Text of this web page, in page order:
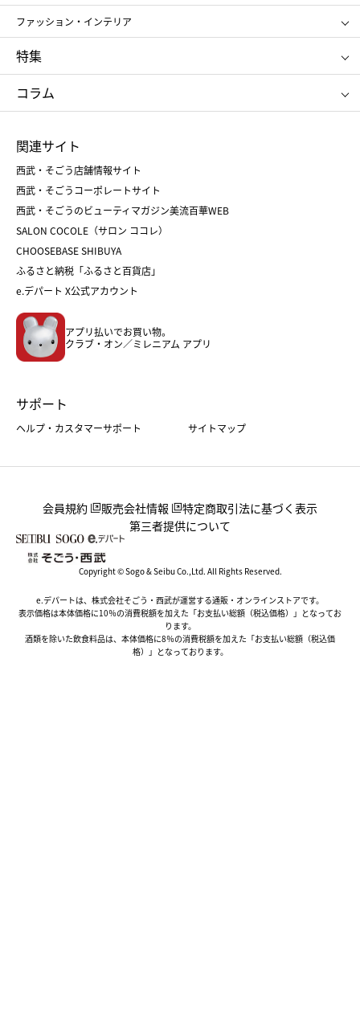
お中元
お歳暮
ポール&ジョー ボーテ
ジルスチュアート
NARS
RMK
クリニーク
SK-Ⅱ
アンリ・シャルパンティエ
ゴディバ
新宿高野
たねや
ねんりん家
ファッション・インテリア
ポロ ラルフ ローレン
タケオ キクチ
ママ＆キッズ
シュタイフ
特集
お中元
ひな人形
五月人形
父の日
クリスマスケーキ
ホワイトデー
コラム
菓子折り
和菓子
人気のギフト
バレンタイン
ホワイトデー
おせち
フード
ホーム・キッチン＆アート
関連サイト
西武・そごう店舗情報サイト
西武・そごうコーポレートサイト
西武・そごうのビューティマガジン美流百華WEB
SALON COCOLE（サロン ココレ）
CHOOSEBASE SHIBUYA
ふるさと納税「ふるさと百貨店」
e.デパート X公式アカウント
アプリ払いでお買い物。
クラブ・オン／ミレニアム アプリ
サポート
ヘルプ・カスタマーサポート サイトマップ
会員規約 販売会社情報
特定商取引法に基づく表示
第三者提供について
Copyright © Sogo & Seibu Co.,Ltd. All Rights Reserved.
e.デパートは、株式会社そごう・西武が運営する通販・オンラインストアです。
表示価格は本体価格に10％の消費税額を加えた「お支払い総額（税込価格）」となってお
ります。
酒類を除いた飲食料品は、本体価格に8％の消費税額を加えた「お支払い総額（税込価
格）」となっております。